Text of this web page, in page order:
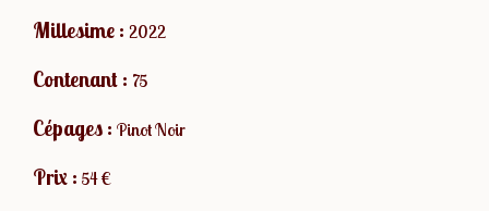
Millesime : 2022
Contenant : 75
Cépages : Pinot Noir
Prix : 54 €